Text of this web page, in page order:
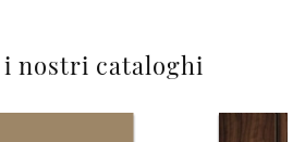
i nostri cataloghi